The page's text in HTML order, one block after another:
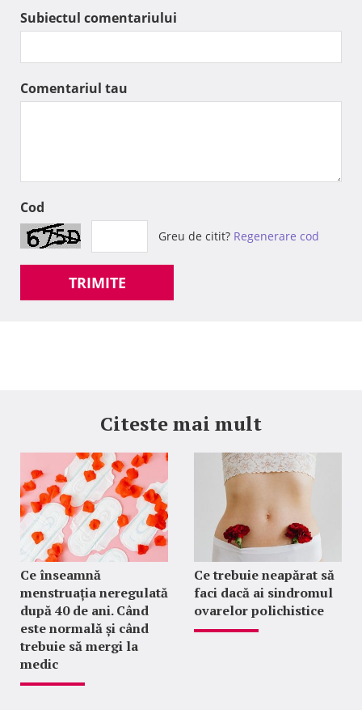
Subiectul comentariului
Comentariul tau
Cod
Greu de citit? Regenerare cod
TRIMITE
Citeste mai mult
Ce înseamnă
menstruația neregulată
după 40 de ani. Când
este normală și când
trebuie să mergi la
medic
Ce trebuie neapărat să
faci dacă ai sindromul
ovarelor polichistice